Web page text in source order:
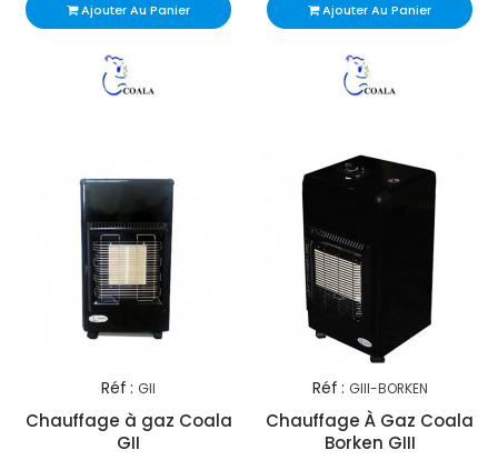
Ajouter Au Panier Ajouter Au Panier
Réf : GII
Chauffage à gaz Coala
GII
Réf : GIII-BORKEN
Chauffage À Gaz Coala
Borken GIII